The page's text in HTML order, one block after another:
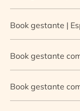
Book gestante |
Book gestante
Book gestante